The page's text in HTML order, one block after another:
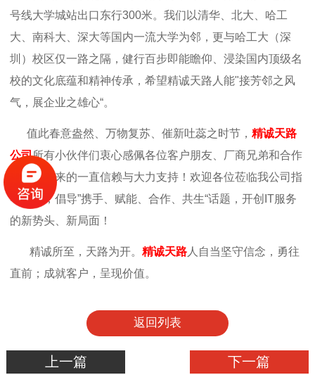
号线大学城站出口东行300米。我们以清华、北大、哈工
大、南科大、深大等国内一流大学为邻，更与哈工大（深
圳）校区仅一路之隔，健行百步即能瞻仰、浸染国内顶级名
校的文化底蕴和精神传承， 希望精诚天路人能"接芳邻之风
气，展企业之雄心“。
值此春意盎然、万物复苏、催新吐蕊之时节， 精诚天路
公司所有小伙伴们衷心感佩各位客户朋友、厂商兄弟和合作
伙伴多年来的一直信赖与大力支持！欢迎各位莅临我公司指
导工作，倡导”携手、赋能、合作、共生“话题，开创IT服务
的新势头、新局面！
精诚所至，天路为开。 精诚天路 人自当坚守信念，勇往
直前；成就客户，呈现价值。
返回列表
上一篇 下一篇